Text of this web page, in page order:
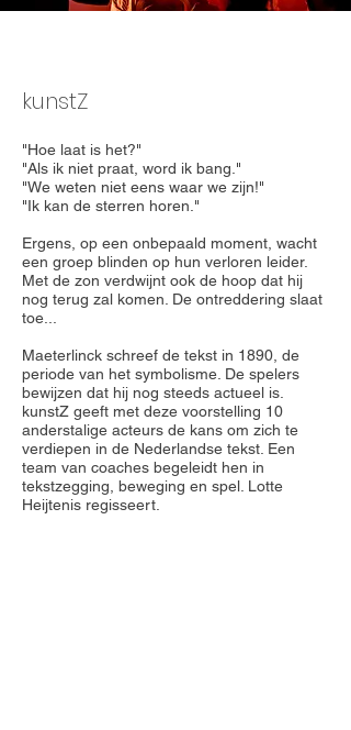
"Hoe laat is het?"
"Als ik niet praat, word ik bang."
"We weten niet eens waar we zijn!"
"Ik kan de sterren horen."
Ergens, op een onbepaald moment, wacht
een groep blinden op hun verloren leider.
Met de zon verdwijnt ook de hoop dat hij
nog terug zal komen. De ontreddering slaat
toe...
Maeterlinck schreef de tekst in 1890, de
periode van het symbolisme. De spelers
bewijzen dat hij nog steeds actueel is.
kunstZ geeft met deze voorstelling 10
anderstalige acteurs de kans om zich te
verdiepen in de Nederlandse tekst. Een
team van coaches begeleidt hen in
tekstzegging, beweging en spel. Lotte
Heijtenis regisseert.
kunstZ